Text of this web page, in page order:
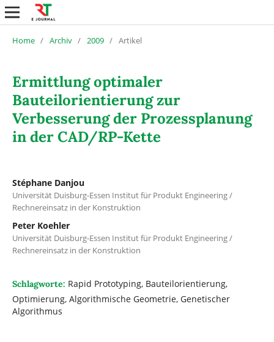
Home / Archiv / 2009 / Artikel
Ermittlung optimaler
Bauteilorientierung zur
Verbesserung der Prozessplanung
in der CAD/RP-Kette
Stéphane Danjou
Universität Duisburg-Essen Institut für Produkt Engineering /
Rechnereinsatz in der Konstruktion
Peter Koehler
Universität Duisburg-Essen Institut für Produkt Engineering /
Rechnereinsatz in der Konstruktion
Schlagworte: Rapid Prototyping, Bauteilorientierung,
Optimierung, Algorithmische Geometrie, Genetischer
Algorithmus